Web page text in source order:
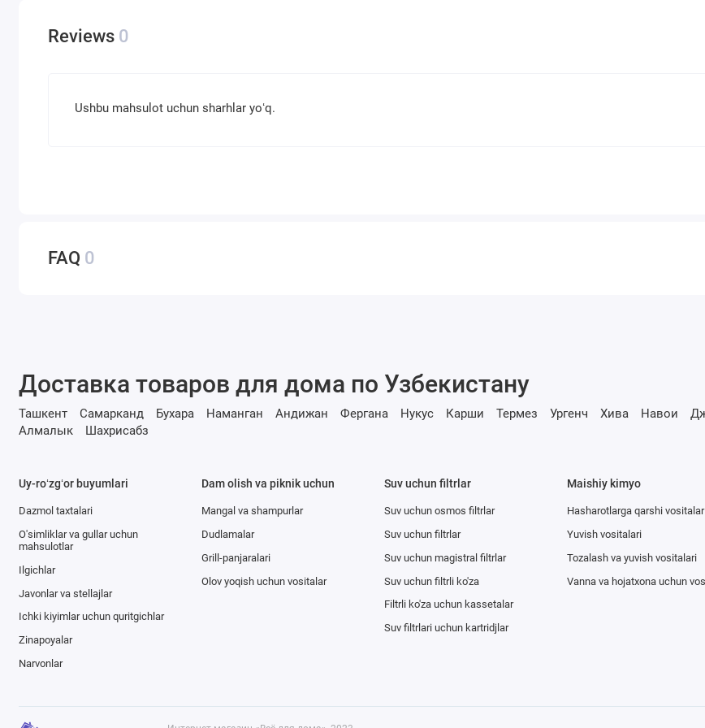
Reviews 0
Ushbu mahsulot uchun sharhlar yoʻq.
FAQ 0
Доставка товаров для дома по Узбекистану
Ташкент Самарканд Бухара Наманган Андижан Фергана Нукус Карши Термез Ургенч Хива Навои
Алмалык
Шахрисабз
Uy-roʻzgʻor buyumlari
Dazmol taxtalari
O'simliklar va gullar uchun
mahsulotlar
Ilgichlar
Javonlar va stellajlar
Ichki kiyimlar uchun quritgichlar
Zinapoyalar
Narvonlar
Dam olish va piknik uchun
Mangal va shampurlar
Dudlamalar
Grill-panjaralari
Olov yoqish uchun vositalar
Suv uchun filtrlar
Suv uchun osmos filtrlar
Suv uchun filtrlar
Suv uchun magistral filtrlar
Suv uchun filtrli ko'za
Filtrli ko'za uchun kassetalar
Suv filtrlari uchun kartridjlar
Maishiy kimyo
Hasharotlarga qarshi vositalar
Yuvish vositalari
Tozalash va yuvish vositalari
Vanna va hojatxona uchun